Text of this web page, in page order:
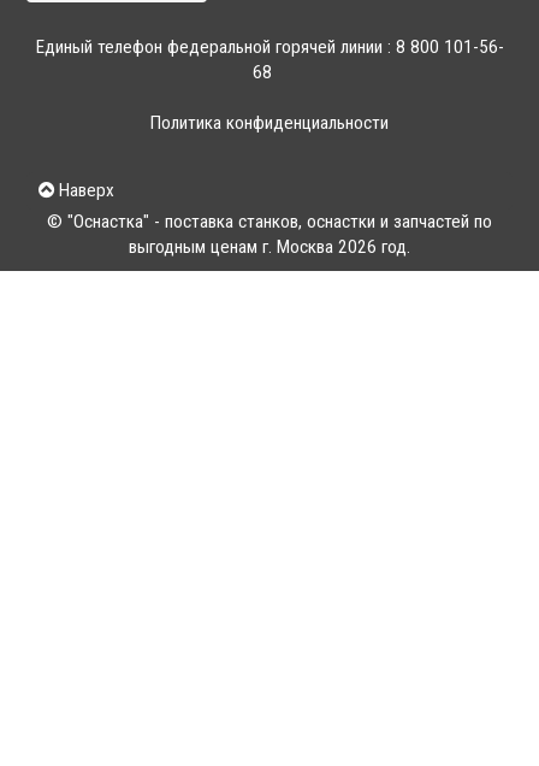
Единый телефон федеральной горячей линии : 8 800 101-56-
68
Политика конфиденциальности
Наверх
© "Оснастка" - поставка станков, оснастки и запчастей по
выгодным ценам г. Москва 2026 год.